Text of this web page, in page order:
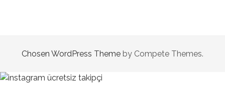
Chosen WordPress Theme by Compete Themes.